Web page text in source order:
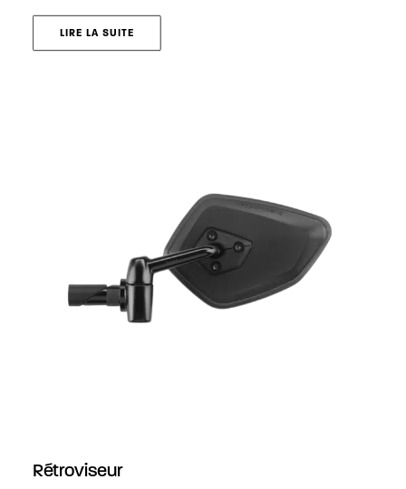
LIRE LA SUITE
Rétroviseur